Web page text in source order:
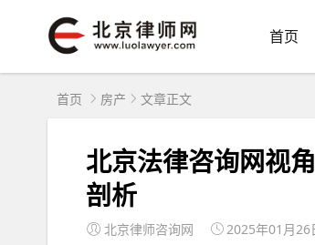
首页
首页 房产 文章正文
北京法律咨询网视
剖析
北京律师咨询网 2025年01月26